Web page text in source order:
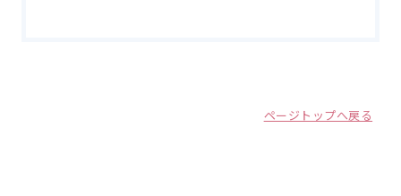
ページトップへ戻る